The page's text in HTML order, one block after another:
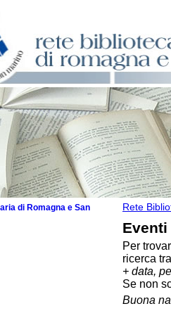
Rete
Eventi
Per
ricerca
+ data,
Se non
Buona
di Romagna e San